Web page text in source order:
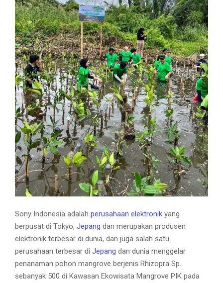
Sony Indonesia adalah perusahaan elektronik yang
berpusat di Tokyo, Jepang dan merupakan produsen
elektronik terbesar di dunia, dan juga salah satu
perusahaan terbesar di Jepang dan dunia menggelar
penanaman pohon mangrove berjenis Rhizopra Sp.
sebanyak 500 di Kawasan Ekowisata Mangrove PIK pada